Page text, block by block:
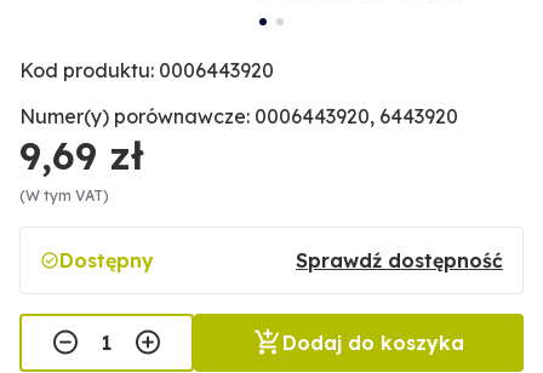
Kod produktu: 0006443920
Numer(y) porównawcze: 0006443920, 6443920
9,69 zł
(W tym VAT)
Dostępny Sprawdź dostępność
Dodaj do koszyka